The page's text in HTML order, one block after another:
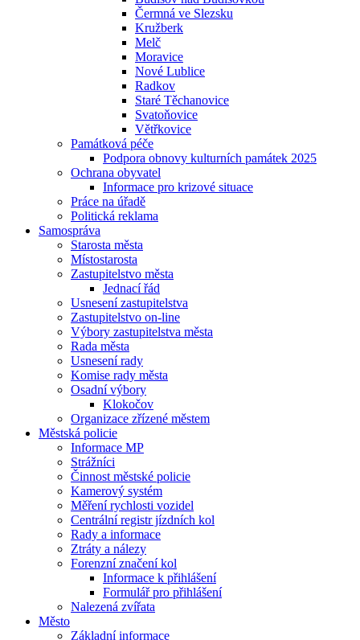
Čermná ve Slezsku
Kružberk
Melč
Moravice
Nové Lublice
Radkov
Staré Těchanovice
Svatoňovice
Větřkovice
Památková péče
Podpora obnovy kulturních památek 2025
Ochrana obyvatel
Informace pro krizové situace
Práce na úřadě
Politická reklama
Samospráva
Starosta města
Místostarosta
Zastupitelstvo města
Jednací řád
Usnesení zastupitelstva
Zastupitelstvo on-line
Výbory zastupitelstva města
Rada města
Usnesení rady
Komise rady města
Osadní výbory
Klokočov
Organizace zřízené městem
Městská policie
Informace MP
Strážníci
Činnost městské policie
Kamerový systém
Měření rychlosti vozidel
Centrální registr jízdních kol
Rady a informace
Ztráty a nálezy
Forenzní značení kol
Informace k přihlášení
Formulář pro přihlášení
Nalezená zvířata
Město
Základní informace